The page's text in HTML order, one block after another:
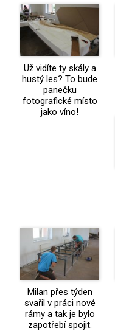
Už vidíte ty skály a
hustý les? To bude
panečku
fotografické místo
jako víno!
Milan přes týden
svařil v práci nové
rámy a tak je bylo
zapotřebí spojit.